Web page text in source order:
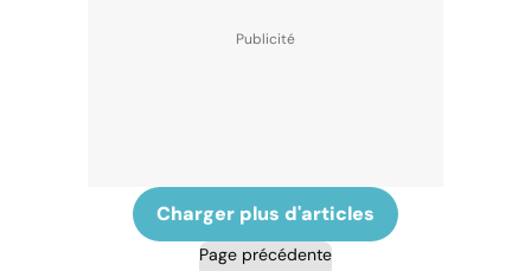
Charger plus d'articles
Page précédente